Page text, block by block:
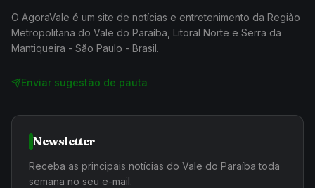
O AgoraVale é um site de notícias e entretenimento da Região
Metropolitana do Vale do Paraíba, Litoral Norte e Serra da
Mantiqueira - São Paulo - Brasil.
Enviar sugestão de pauta
Newsletter
Receba as principais notícias do Vale do Paraíba toda
semana no seu e-mail.